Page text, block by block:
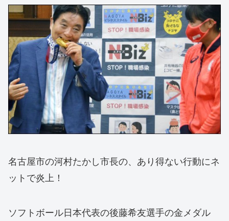
名古屋市の河村たかし市長の、あり得ない行動にネ
ットで炎上！
ソフトボール日本代表の後藤希友選手の金メダル